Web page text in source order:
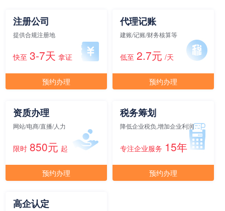
15人间
面积65㎡剩余 4间
22200元/月/间
面积
30人间 33300元/月/间
注册公司
提供合规注册地
快至 3-7天 拿证
预约办理
代理记账
建账/记账/财务核算等
低至 2.7元 /天
预约办理
资质办理
网站/电商/直播/人力
限时 850元 起
预约办理
税务筹划
降低企业税负,增加企业利润
专注企业服务 15年
预约办理
高企认定